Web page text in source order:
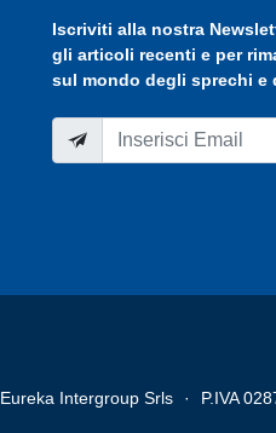
Iscriviti alla nostra
gli articoli recenti e per
sul mondo degli sprechi e
Eureka Intergroup Srls · P.IVA